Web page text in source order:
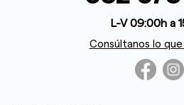
L-V 09:00h a
Consúltanos lo